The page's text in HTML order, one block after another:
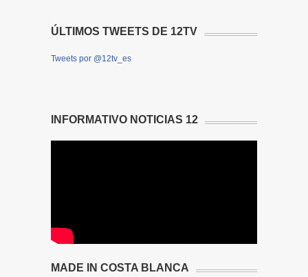
ÚLTIMOS TWEETS DE 12TV
Tweets por @12tv_es
INFORMATIVO NOTICIAS 12
MADE IN COSTA BLANCA